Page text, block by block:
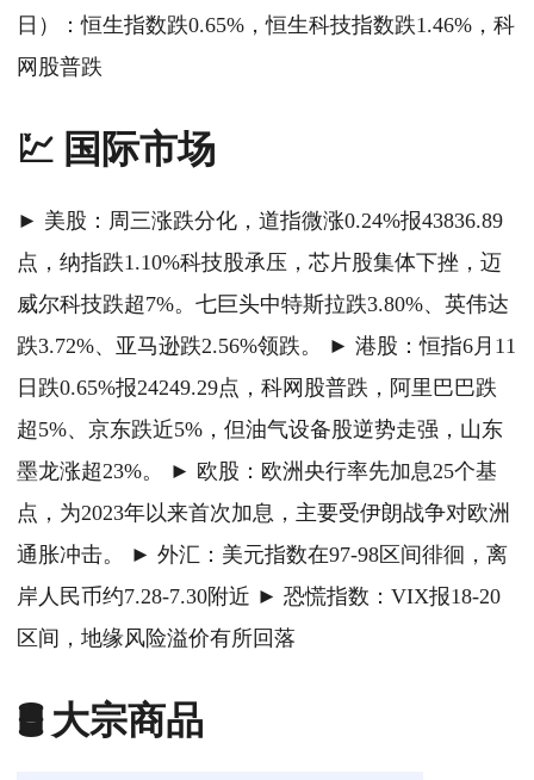
日）：恒生指数跌0.65%，恒生科技指数跌1.46%，科
网股普跌
💹 国际市场
► 美股：周三涨跌分化，道指微涨0.24%报43836.89
点，纳指跌1.10%科技股承压，芯片股集体下挫，迈
威尔科技跌超7%。七巨头中特斯拉跌3.80%、英伟达
跌3.72%、亚马逊跌2.56%领跌。 ► 港股：恒指6月11
日跌0.65%报24249.29点，科网股普跌，阿里巴巴跌
超5%、京东跌近5%，但油气设备股逆势走强，山东
墨龙涨超23%。 ► 欧股：欧洲央行率先加息25个基
点，为2023年以来首次加息，主要受伊朗战争对欧洲
通胀冲击。 ► 外汇：美元指数在97-98区间徘徊，离
岸人民币约7.28-7.30附近 ► 恐慌指数：VIX报18-20
区间，地缘风险溢价有所回落
🛢️ 大宗商品